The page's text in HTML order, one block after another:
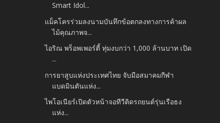
Smart Idol...
แม็คโครร่วมลงนามบันทึกข้อตกลงทางการค้าผล
ไม้คุณภาพจ...
ไอริณ พร็อพเพอร์ตี้ ทุ่มงบกว่า 1,000 ล้านบาท เปิด
...
การยาสูบแห่งประเทศไทย จับมือสมาคมกีฬา
แบดมินตันแห่ง...
ไพโอเนียร์เปิดตัวหน้าจอทีวีติดรถยนต์รุ่นเรือธง
แห่ง...